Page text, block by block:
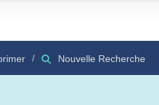
Nouvelle Recherche